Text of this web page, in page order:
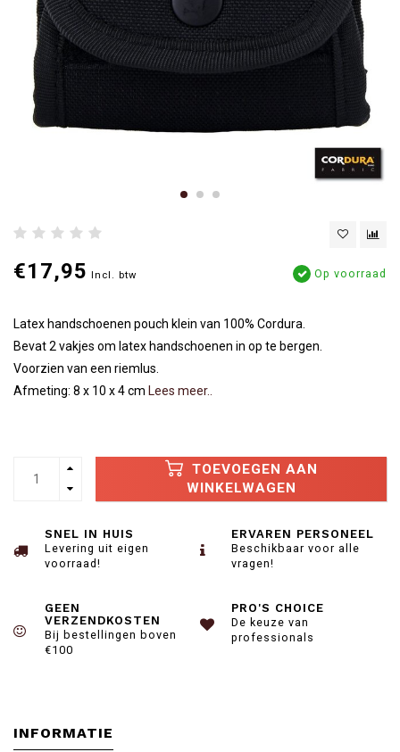
€17,95 Incl. btw Op voorraad
Latex handschoenen pouch klein van 100% Cordura.
Bevat 2 vakjes om latex handschoenen in op te bergen.
Voorzien van een riemlus.
Afmeting: 8 x 10 x 4 cm Lees meer..
TOEVOEGEN AAN
WINKELWAGEN
SNEL IN HUIS
Levering uit eigen
voorraad!
ERVAREN PERSONEEL
Beschikbaar voor alle
vragen!
GEEN
VERZENDKOSTEN
Bij bestellingen boven
€100
PRO'S CHOICE
De keuze van
professionals
INFORMATIE